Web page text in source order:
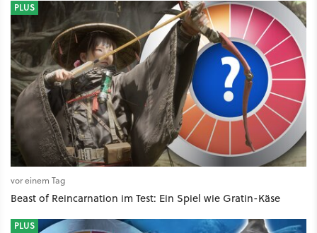
PLUS
vor einem Tag
Beast of Reincarnation im Test: Ein Spiel wie Gratin-Käse
PLUS